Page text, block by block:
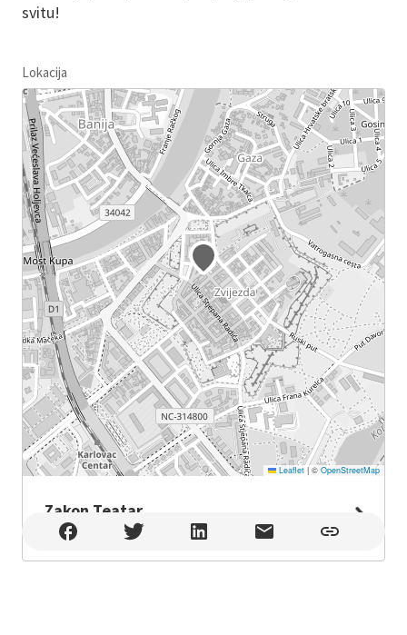
svitu!
Lokacija
Leaflet |© OpenStreetMap
Zakon Teatar
Zakon Teatar , Karlovac